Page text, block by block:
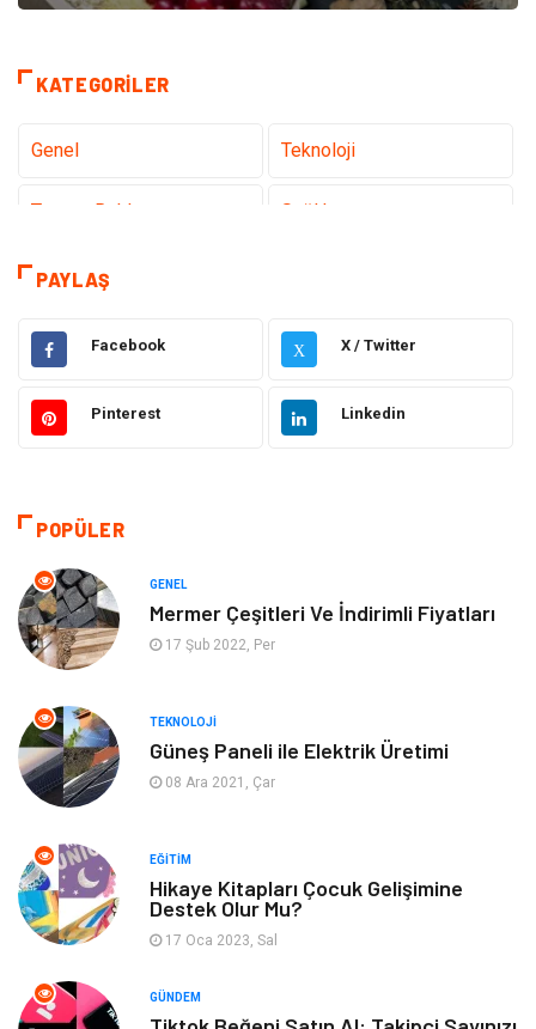
KATEGORILER
Genel Teknoloji
Tanıtıcı Reklam Sağlık
Eğitim
Makine Ulaşım ve Taşımacılık
Gıda Alışveriş
Gündem
Otomotiv
Yapı İnşaat
Tatil Emlak
Organizasyon Metal Maden
Spor
Turizm
PAYLAŞ
Facebook X X / Twitter
Pinterest Linkedin
POPÜLER
GENEL
Mermer Çeşitleri Ve İndirimli Fiyatları
17 Şub 2022, Per
TEKNOLOJI
Güneş Paneli ile Elektrik Üretimi
08 Ara 2021, Çar
EĞITIM
Hikaye Kitapları Çocuk Gelişimine
Destek Olur Mu?
17 Oca 2023, Sal
GÜNDEM